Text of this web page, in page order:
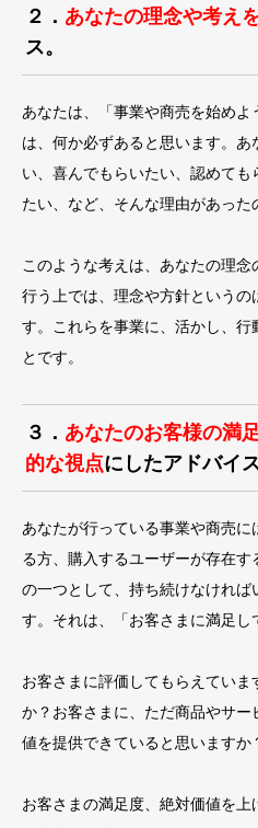
２． あなたの理念や考え
ス。
あなたは、「事業や商売を始め
は、何か必ずあると思います。
い、喜んでもらいたい、認めて
たい、など、そんな理由があった
このような考えは、あなたの理
行う上では、理念や方針という
す。これらを事業に、活かし、行
とです。
３． あなたのお客様の満
的な視点にしたアドバイス
あなたが行っている事業や商売
る方、購入するユーザーが存在す
の一つとして、持ち続けなければ
す。それは、「お客さまに満足し
お客さまに評価してもらえてい
か？お客さまに、ただ商品やサ
値を提供できていると思いますか
お客さまの満足度、絶対価値を